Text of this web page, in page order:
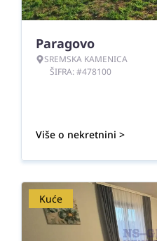
Paragovo
SREMSKA KAMENICA
ŠIFRA: #478100
Više o nekretnini >
Kuće